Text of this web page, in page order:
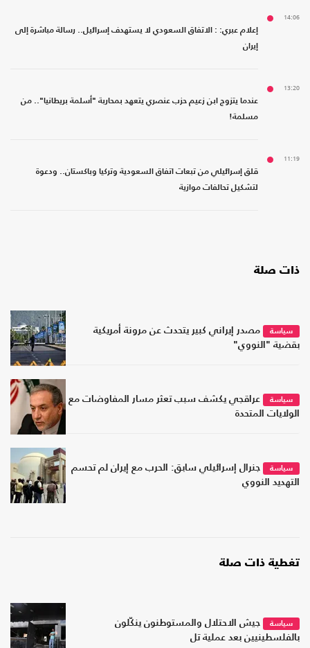
14:06
إعلام عبري: : الاتفاق السعودي لا يستهدف إسرائيل.. رسالة مباشرة إلى
إيران
13:20
عندما يتزوج ابن زعيم حزب عنصري يتعهد بمحاربة "أسلمة بريطانيا".. من
مسلمة!
11:19
قلق إسرائيلي من تبعات اتفاق السعودية وتركيا وباكستان.. ودعوة
لتشكيل تحالفات موازية
ذات صلة
سياسة
مصدر إيراني كبير يتحدث عن مرونة أمريكية
بقضية "النووي"
سياسة
عراقجي يكشف سبب تعثر مسار المفاوضات مع
الولايات المتحدة
سياسة
جنرال إسرائيلي سابق: الحرب مع إيران لم تحسم
التهديد النووي
تغطية ذات صلة
سياسة
جيش الاحتلال والمستوطنون ينكّلون
بالفلسطينيين بعد عملية تل